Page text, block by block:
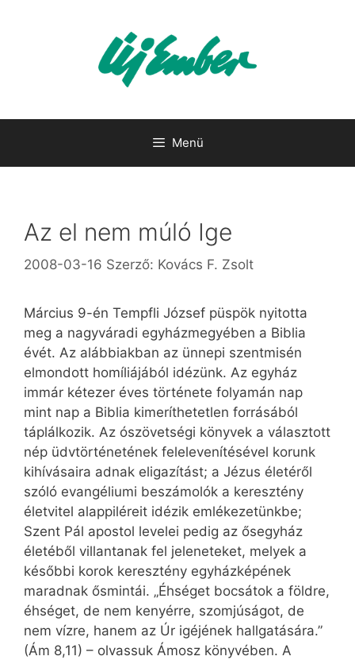
Menü
Az el nem múló Ige
2008-03-16 Szerző: Kovács F. Zsolt
Március 9-én Tempfli József püspök nyitotta
meg a nagyváradi egyházmegyében a Biblia
évét. Az alábbiakban az ünnepi szentmisén
elmondott homíliájából idézünk. Az egyház
immár kétezer éves története folyamán nap
mint nap a Biblia kimeríthetetlen forrásából
táplálkozik. Az ószövetségi könyvek a választott
nép üdvtörténetének felelevenítésével korunk
kihívásaira adnak eligazítást; a Jézus életéről
szóló evangéliumi beszámolók a keresztény
életvitel alappiléreit idézik emlékezetünkbe;
Szent Pál apostol levelei pedig az ősegyház
életéből villantanak fel jeleneteket, melyek a
későbbi korok keresztény egyházképének
maradnak ősmintái. „Éhséget bocsátok a földre,
éhséget, de nem kenyérre, szomjúságot, de
nem vízre, hanem az Úr igéjének hallgatására.”
(Ám 8,11) – olvassuk Ámosz könyvében. A